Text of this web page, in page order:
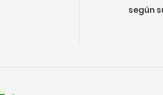
según